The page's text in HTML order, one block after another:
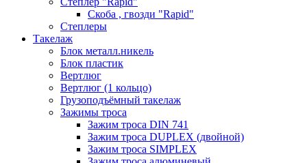
Скоба , гвозди "Rapid"
Степлеры
Такелаж
Блок металл.никель
Блок пластик
Вертлюг
Вертлюг (1 кольцо)
Грузоподъёмный такелаж
Зажимы троса
Зажим троса DIN 741
Зажим троса DUPLEX (двойной)
Зажим троса SIMPLEX